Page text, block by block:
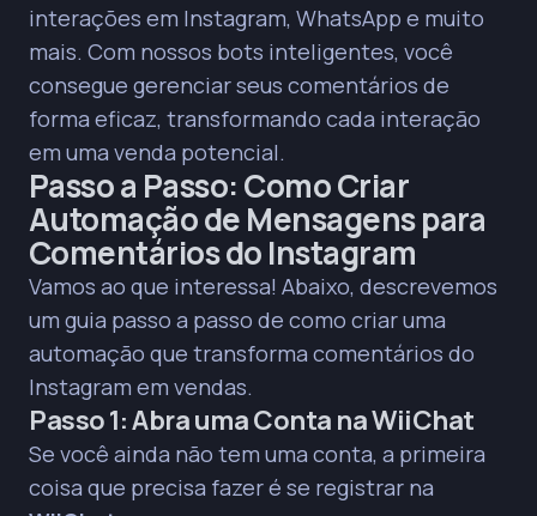
interações em Instagram, WhatsApp e muito
mais. Com nossos bots inteligentes, você
consegue gerenciar seus comentários de
forma eficaz, transformando cada interação
em uma venda potencial.
Passo a Passo: Como Criar
Automação de Mensagens para
Comentários do Instagram
Vamos ao que interessa! Abaixo, descrevemos
um guia passo a passo de como criar uma
automação que transforma comentários do
Instagram em vendas.
Passo 1: Abra uma Conta na WiiChat
Se você ainda não tem uma conta, a primeira
coisa que precisa fazer é se registrar na